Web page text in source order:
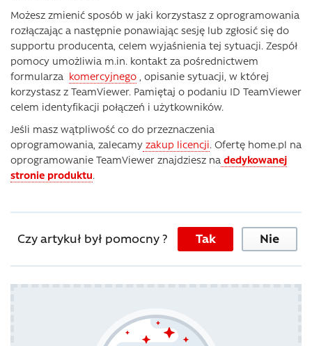
Możesz zmienić sposób w jaki korzystasz z oprogramowania
rozłączając a następnie ponawiając sesję lub zgłosić się do
supportu producenta, celem wyjaśnienia tej sytuacji. Zespół
pomocy umożliwia m.in. kontakt za pośrednictwem
formularza komercyjnego , opisanie sytuacji, w której
korzystasz z TeamViewer. Pamiętaj o podaniu ID TeamViewer
celem identyfikacji połączeń i użytkowników.
Jeśli masz wątpliwość co do przeznaczenia
oprogramowania, zalecamy zakup licencji. Ofertę home.pl na
oprogramowanie TeamViewer znajdziesz na dedykowanej
stronie produktu.
Czy artykuł był pomocny ? Tak Nie